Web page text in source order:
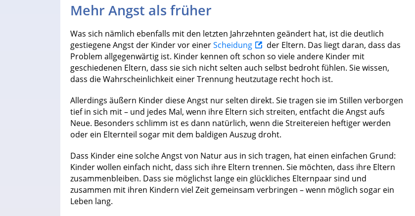
Mehr Angst als früher
Was sich nämlich ebenfalls mit den letzten Jahrzehnten geändert hat, ist die deutlich
gestiegene Angst der Kinder vor einerScheidung
der Eltern. Das liegt daran, dass das
Problem allgegenwärtig ist. Kinder kennen oft schon so viele andere Kinder mit
geschiedenen Eltern, dass sie sich nicht selten auch selbst bedroht fühlen. Sie wissen,
dass die Wahrscheinlichkeit einer Trennung heutzutage recht hoch ist.
Allerdings äußern Kinder diese Angst nur selten direkt. Sie tragen sie im Stillen verborgen
tief in sich mit – und jedes Mal, wenn ihre Eltern sich streiten, entfacht die Angst aufs
Neue. Besonders schlimm ist es dann natürlich, wenn die Streitereien heftiger werden
oder ein Elternteil sogar mit dem baldigen Auszug droht.
Dass Kinder eine solche Angst von Natur aus in sich tragen, hat einen einfachen Grund:
Kinder wollen einfach nicht, dass sich ihre Eltern trennen. Sie möchten, dass ihre Eltern
zusammenbleiben. Dass sie möglichst lange ein glückliches Elternpaar sind und
zusammen mit ihren Kindern viel Zeit gemeinsam verbringen – wenn möglich sogar ein
Leben lang.
Bezahlte Umfragen - Die besten Anbieter